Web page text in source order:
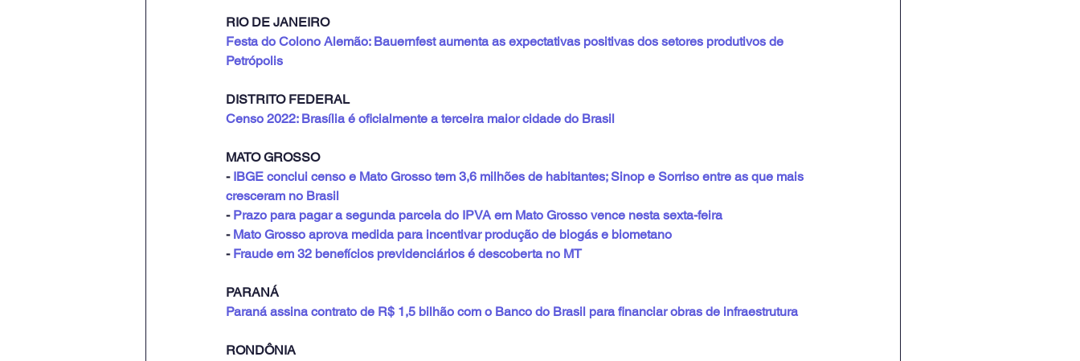
RIO DE JANEIRO
Festa do Colono Alemão: Bauernfest aumenta as expectativas positivas dos setores produtivos de
Petrópolis
DISTRITO FEDERAL
Censo 2022: Brasília é oficialmente a terceira maior cidade do Brasil
MATO GROSSO
- IBGE conclui censo e Mato Grosso tem 3,6 milhões de habitantes; Sinop e Sorriso entre as que mais
cresceram no Brasil
- Prazo para pagar a segunda parcela do IPVA em Mato Grosso vence nesta sexta-feira
- Mato Grosso aprova medida para incentivar produção de biogás e biometano
- Fraude em 32 benefícios previdenciários é descoberta no MT
PARANÁ
Paraná assina contrato de R$ 1,5 bilhão com o Banco do Brasil para financiar obras de infraestrutura
RONDÔNIA